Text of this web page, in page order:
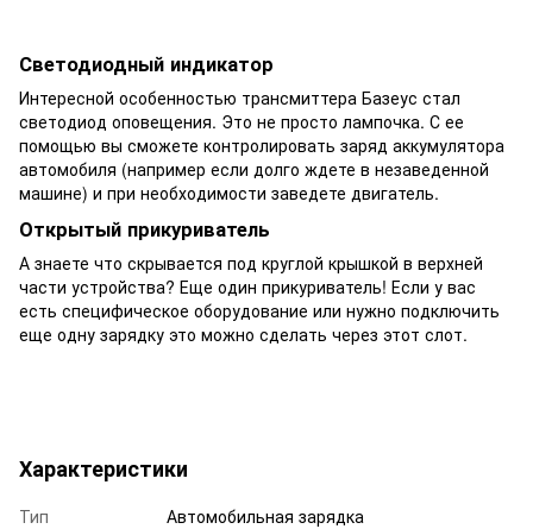
Светодиодный индикатор
Интересной особенностью трансмиттера Базеус стал
светодиод оповещения. Это не просто лампочка. С ее
помощью вы сможете контролировать заряд аккумулятора
автомобиля (например если долго ждете в незаведенной
машине) и при необходимости заведете двигатель.
Открытый прикуриватель
А знаете что скрывается под круглой крышкой в верхней
части устройства? Еще один прикуриватель! Если у вас
есть специфическое оборудование или нужно подключить
еще одну зарядку это можно сделать через этот слот.
Характеристики
Тип
Автомобильная зарядка